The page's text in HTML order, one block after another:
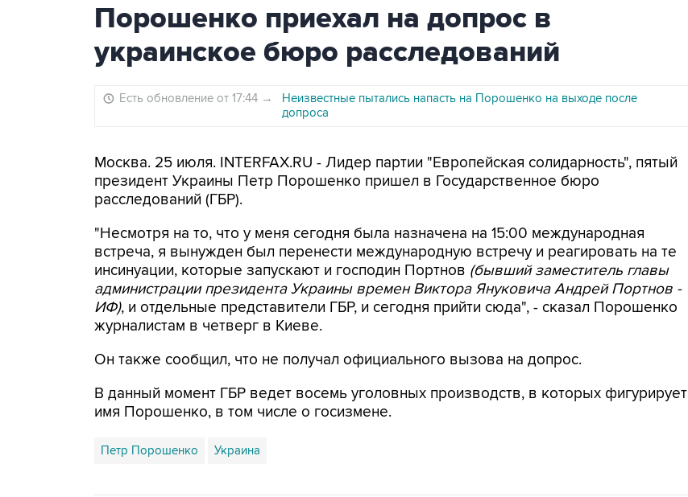
Порошенко приехал на допрос в
украинское бюро расследований
Есть обновление от 17:44 →
Неизвестные пытались напасть на Порошенко на выходе после
допроса
Москва. 25 июля. INTERFAX.RU - Лидер партии "Европейская солидарность", пятый
президент Украины Петр Порошенко пришел в Государственное бюро
расследований (ГБР).
"Несмотря на то, что у меня сегодня была назначена на 15:00 международная
встреча, я вынужден был перенести международную встречу и реагировать на те
инсинуации, которые запускают и господин Портнов (бывший заместитель главы
администрации президента Украины времен Виктора Януковича Андрей Портнов -
ИФ), и отдельные представители ГБР, и сегодня прийти сюда", - сказал Порошенко
журналистам в четверг в Киеве.
Он также сообщил, что не получал официального вызова на допрос.
В данный момент ГБР ведет восемь уголовных производств, в которых фигурирует
имя Порошенко, в том числе о госизмене.
Петр Порошенко Украина